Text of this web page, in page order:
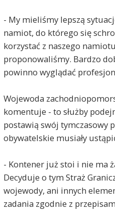
- My mieliśmy lepszą
namiot, do którego się
korzystać z naszego
proponowaliśmy. Bardzo
powinno wyglądać
Wojewoda
komentuje - to służby
postawią swój tymczasowy
obywatelskie musiały
- Kontener już stoi i nie ma
Decyduje o tym Straż
wojewody, ani innych
zadania zgodnie z